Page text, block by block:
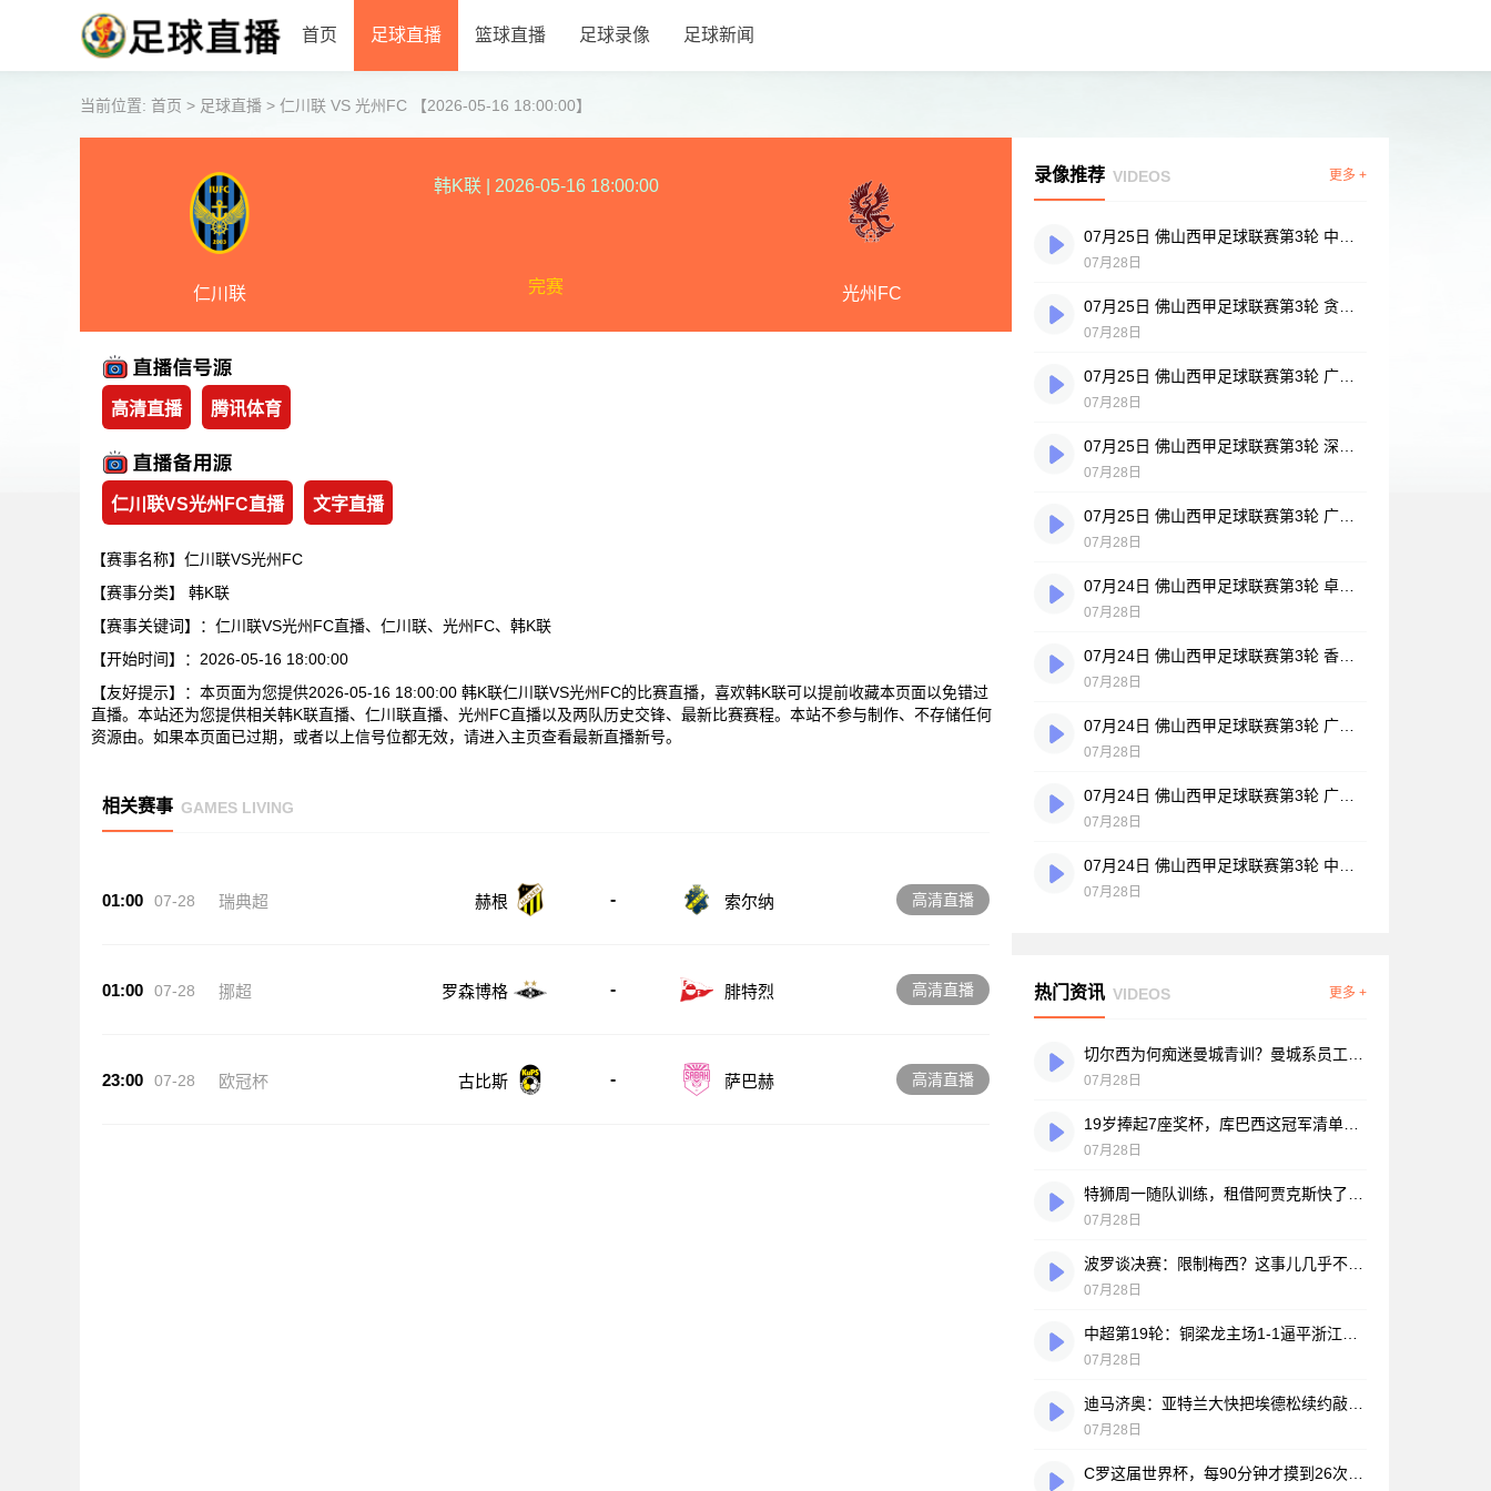
首页 足球直播 篮球直播 足球录像 足球新闻
当前位置: 首页 > 足球直播 > 仁川联 VS 光州FC 【2026-05-16 18:00:00】
仁川联
韩K联 2026-05-16 18:00:00
完赛 光州FC
高清直播 腾讯体育
仁川联VS光州FC直播 文字直播
【赛事名称】仁川联VS光州FC
【赛事分类】 韩K联
【赛事关键词】：仁川联VS光州FC直播、仁川联、光州FC、韩K联
【开始时间】：2026-05-16 18:00:00
【友好提示】：本页面为您提供2026-05-16 18:00:00 韩K联仁川联VS光州FC的比赛直播，喜欢韩K联可以提前收藏本页面以免错过
直播。本站还为您提供相关韩K联直播、仁川联直播、光州FC直播以及两队历史交锋、最新比赛赛程。本站不参与制作、不存储任何
资源由。如果本页面已过期，或者以上信号位都无效，请进入主页查看最新直播新号。
相关赛事 GAMES LIVING
01:00 07-28 瑞典超 赫根 - 索尔纳 高清直播
01:00 07-28 挪超 罗森博格 - 腓特烈 高清直播
23:00 07-28 欧冠杯 古比斯 - 萨巴赫 高清直播
录像推荐 VIDEOS 更多 +
07月28日
07月28日
07月28日
07月28日
07月28日
07月28日
07月28日
07月28日
07月28日
07月28日
热门资讯 VIDEOS 更多 +
07月28日
07月28日
07月28日
07月28日
07月28日
07月28日